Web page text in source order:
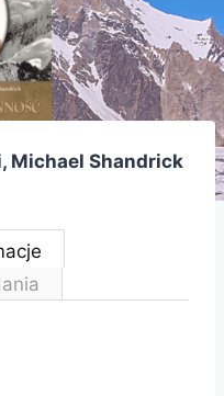
Michael Shandrick